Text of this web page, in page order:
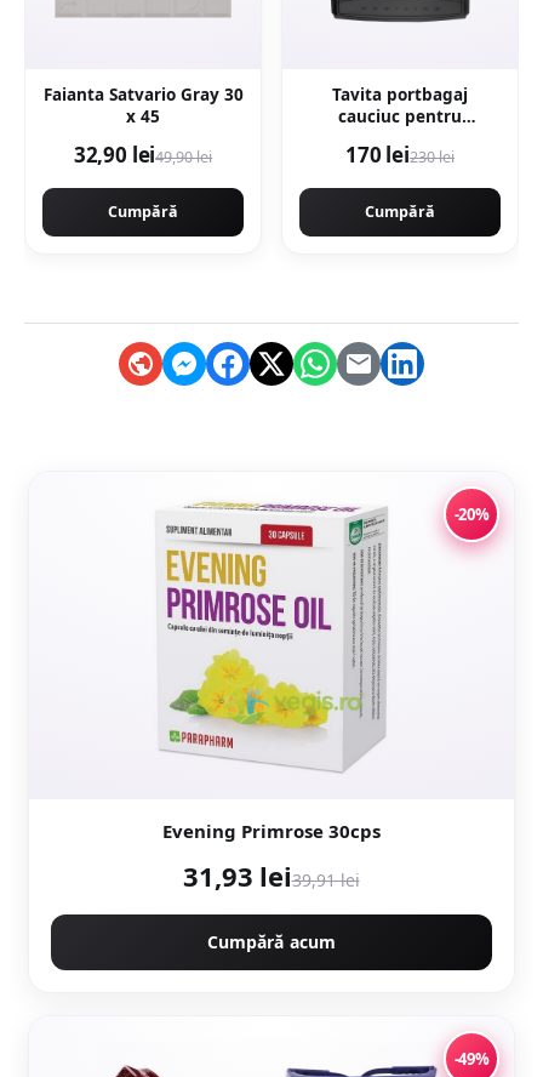
Faianta Satvario Gray 30
x 45
32,90 lei49,90 lei
Cumpără
Tavita portbagaj
cauciuc pentru
Suv 10.18-
170 lei230 lei
Cumpără
-20%
Evening Primrose 30cps
31,93 lei39,91 lei
Cumpără acum
-49%